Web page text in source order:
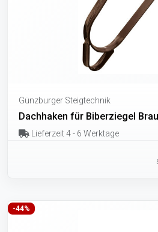
Günzburger Steigtechnik
Dachhaken für Biberziegel
Lieferzeit 4 - 6 Werktage
-44%